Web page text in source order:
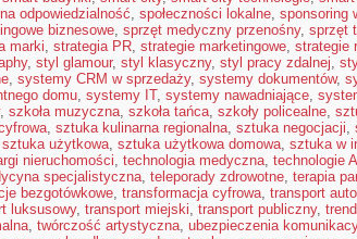
odpowiedzialność, społeczności lokalne, sponsoring
biznesowe, sprzęt medyczny przenośny, sprzęt
marki, strategia PR, strategie marketingowe, strategie
, styl glamour, styl klasyczny, styl pracy zdalnej,
, systemy CRM w sprzedaży, systemy dokumentów,
domu, systemy IT, systemy nawadniające,
, szkoła muzyczna, szkoła tańca, szkoły policealne,
, sztuka kulinarna regionalna, sztuka negocjacji,
sztuka użytkowa, sztuka użytkowa domowa, sztuka w
nieruchomości, technologia medyczna, technologie
specjalistyczna, teleporady zdrowotne, terapia par
bezgotówkowe, transformacja cyfrowa, transport
luksusowy, transport miejski, transport publiczny,
, twórczość artystyczna, ubezpieczenia